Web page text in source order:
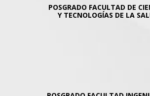
POSGRADO FACULTAD DE
Y TECNOLOGÍAS DE LA